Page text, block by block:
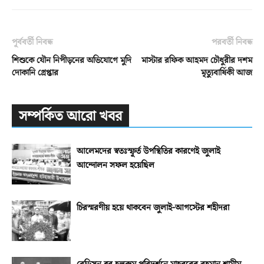
পূর্ববর্তী নিবন্ধ
শিশুকে যৌন নিপীড়নের অভিযোগে মুদি
দোকানি গ্রেপ্তার
পরবর্তী নিবন্ধ
মাস্টার রফিক আহমদ চৌধুরীর দশম
মৃত্যুবার্ষিকী আজ
সম্পর্কিত আরো খবর
আলেমদের স্বতঃস্ফূর্ত উপস্থিতির কারণেই জুলাই
আন্দোলন সফল হয়েছিল
চিরস্মরণীয় হয়ে থাকবেন জুলাই-আগস্টের শহীদরা